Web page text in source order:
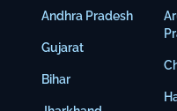
Andhra Pradesh
Gujarat
Bihar